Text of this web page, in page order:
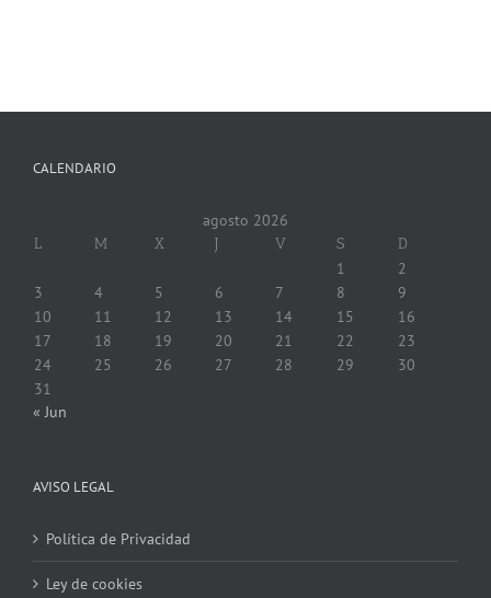
CALENDARIO
agosto 2026
L M X J V S D
1
2
3
4 5 6 7 8
9
10
11 12 13 14 15
16
17
18 19 20 21 22
23
24
25 26 27 28 29
30
31
« Jun
AVISO LEGAL
Política de Privacidad
Ley de cookies